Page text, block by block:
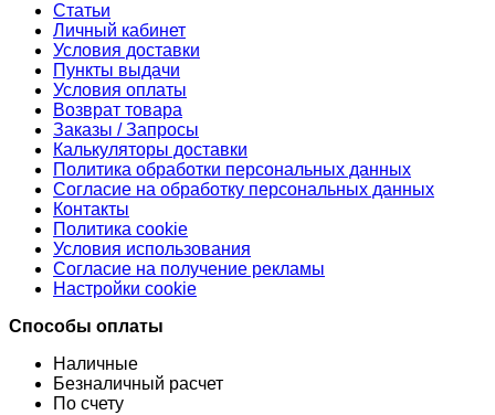
Статьи
Личный кабинет
Условия доставки
Пункты выдачи
Условия оплаты
Возврат товара
Заказы / Запросы
Калькуляторы доставки
Политика обработки персональных данных
Согласие на обработку персональных данных
Контакты
Политика cookie
Условия использования
Согласие на получение рекламы
Настройки cookie
Способы оплаты
Наличные
Безналичный расчет
По счету